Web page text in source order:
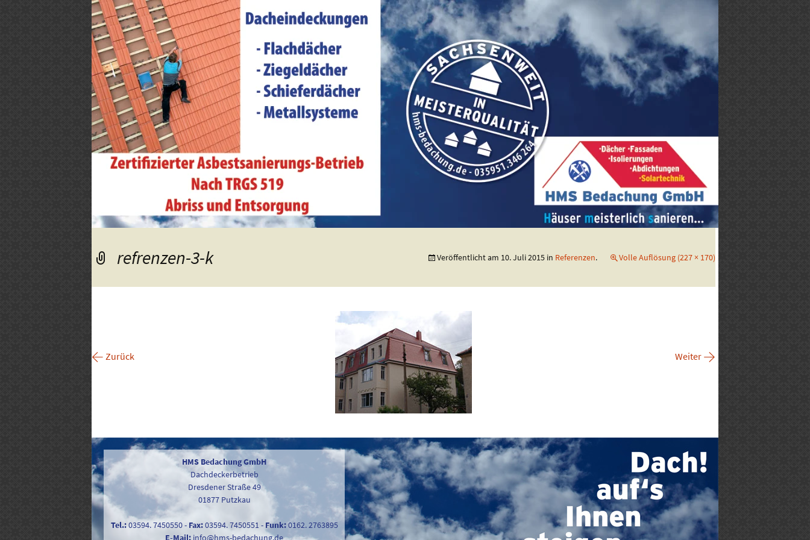
HMS Bedachung GmbH
Häuser meisterlich sanieren… – dafür steht die HMS Bedachung GmbH.
refrenzen-3-k Veröffentlicht am 10. Juli 2015 in Referenzen. Volle Auflösung (227 × 170)
← Zurück Weiter →
HMS Bedachung GmbH
Dachdeckerbetrieb
Dresdener Straße 49
01877 Putzkau
Tel.:03594. 7450550- Fax:03594. 7450551- Funk:0162. 2763895
E-Mail: info@hms-bedachung.de